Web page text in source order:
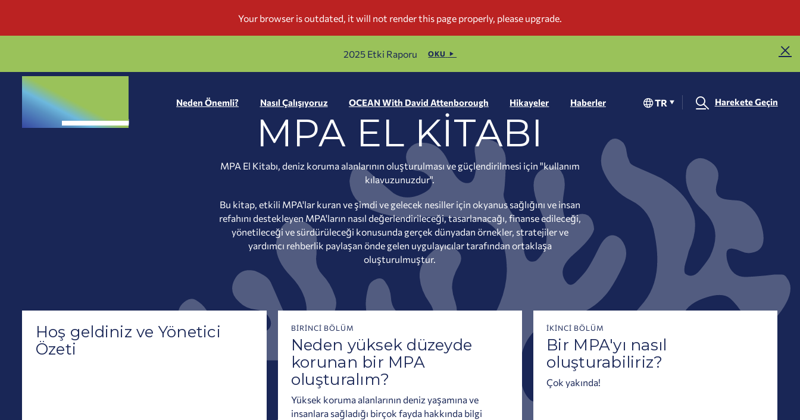
2025 Etki Raporu OKU
Neden Önemli? Nasıl Çalışıyoruz OCEAN With David Attenborough Hikayeler Haberler TR Harekete Geçin
MPA EL KITABI
MPA El Kitabı, deniz koruma alanlarının oluşturulması ve güçlendirilmesi için "kullanım
kılavuzunuzdur".
Bu kitap, etkili MPA'lar kuran ve şimdi ve gelecek nesiller için okyanus sağlığını ve insan
refahını destekleyen MPA'ların nasıl değerlendirileceği, tasarlanacağı, finanse edileceği,
yönetileceği ve sürdürüleceği konusunda gerçek dünyadan örnekler, stratejiler ve
yardımcı rehberlik paylaşan önde gelen uygulayıcılar tarafından ortaklaşa
oluşturulmuştur.
Hoş geldiniz ve Yönetici
Özeti
BIRINCI BÖLÜM
Neden yüksek düzeyde
korunan bir MPA
oluşturalım?
Yüksek koruma alanlarının deniz yaşamına ve
insanlara sağladığı birçok fayda hakkında bilgi
İKINCI BÖLÜM
Bir MPA'yı nasıl
oluşturabiliriz?
Çok yakında!